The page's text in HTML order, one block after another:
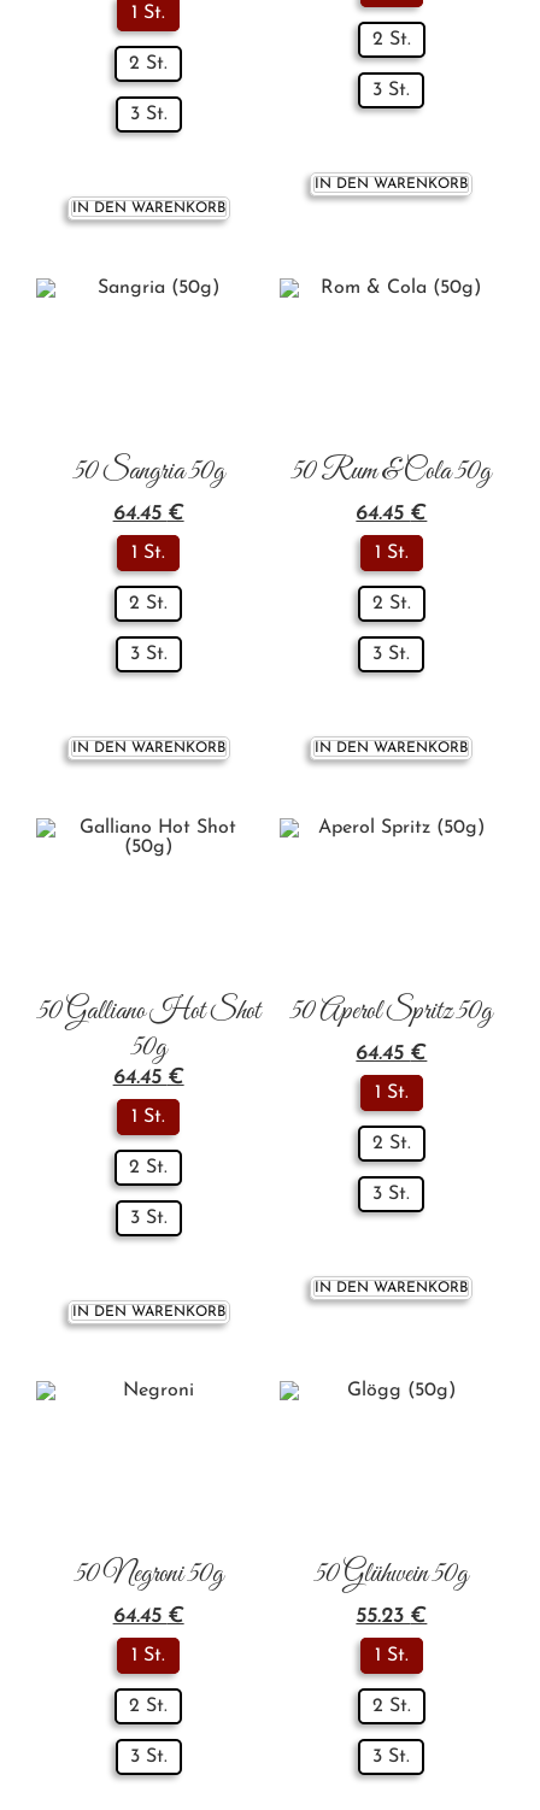
1 St.
2 St.
3 St.
IN DEN WARENKORB
2 St.
3 St.
IN DEN WARENKORB
50 Sangria 50g
64.45 €
1 St.
2 St.
3 St.
IN DEN WARENKORB
50 Rum & Cola 50g
64.45 €
1 St.
2 St.
3 St.
IN DEN WARENKORB
50 Galliano Hot Shot
50g
64.45 €
1 St.
2 St.
3 St.
IN DEN WARENKORB
50 Aperol Spritz 50g
64.45 €
1 St.
2 St.
3 St.
IN DEN WARENKORB
50 Negroni 50g
64.45 €
1 St.
2 St.
3 St.
50 Glühwein 50g
55.23 €
1 St.
2 St.
3 St.